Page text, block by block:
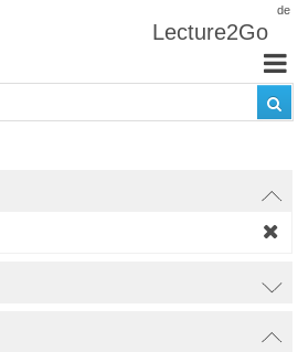
de
Lecture2Go